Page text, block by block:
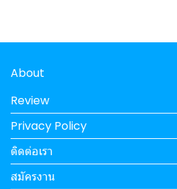
About
Review
Privacy Policy
ติดต่อเรา
สมัครงาน